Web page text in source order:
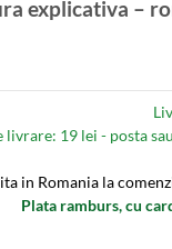
explicativa –
livrare: 19 lei - posta
in Romania la
Plata ramburs, cu